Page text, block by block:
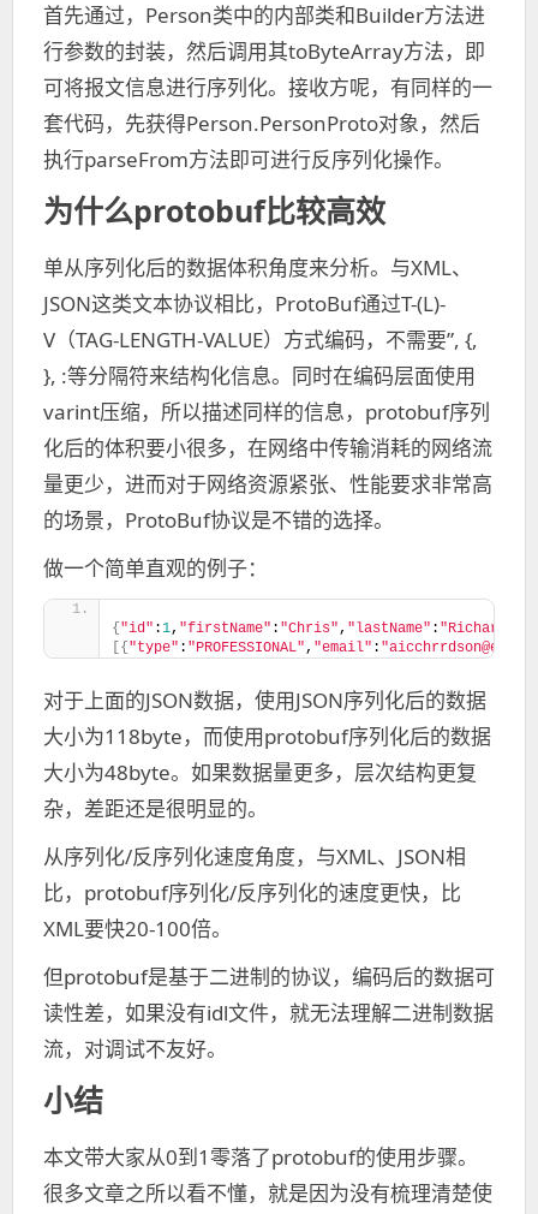
首先通过，Person类中的内部类和Builder方法进
行参数的封装，然后调用其toByteArray方法，即
可将报文信息进行序列化。接收方呢，有同样的一
套代码，先获得Person.PersonProto对象，然后
执行parseFrom方法即可进行反序列化操作。
为什么protobuf比较高效
单从序列化后的数据体积角度来分析。与XML、
JSON这类文本协议相比，ProtoBuf通过T-(L)-
V（TAG-LENGTH-VALUE）方式编码，不需要”, {,
}, :等分隔符来结构化信息。同时在编码层面使用
varint压缩，所以描述同样的信息，protobuf序列
化后的体积要小很多，在网络中传输消耗的网络流
量更少，进而对于网络资源紧张、性能要求非常高
的场景，ProtoBuf协议是不错的选择。
做一个简单直观的例子：
{ "id" :1, "firstName" : "Chris", "lastName" :
[{ "type" : "PROFESSIONAL", "email" :
对于上面的JSON数据，使用JSON序列化后的数据
大小为118byte，而使用protobuf序列化后的数据
大小为48byte。如果数据量更多，层次结构更复
杂，差距还是很明显的。
从序列化/反序列化速度角度，与XML、JSON相
比，protobuf序列化/反序列化的速度更快，比
XML要快20-100倍。
但protobuf是基于二进制的协议，编码后的数据可
读性差，如果没有idl文件，就无法理解二进制数据
流，对调试不友好。
小结
本文带大家从0到1零落了protobuf的使用步骤。
很多文章之所以看不懂，就是因为没有梳理清楚使